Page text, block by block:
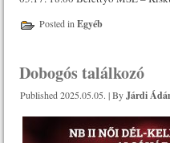
Posted in Egyéb
Dobogós találkozó
Published 2025.05.05. |By Járdi